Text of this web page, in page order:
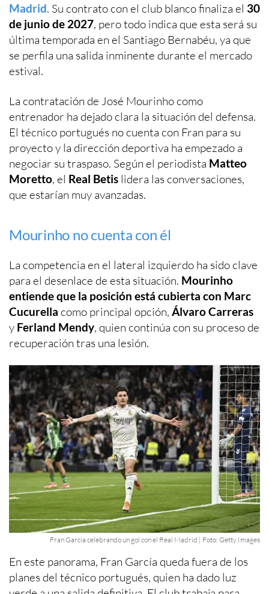
Madrid. Su contrato con el club blanco finaliza el 30
de junio de 2027, pero todo indica que esta será su
última temporada en el Santiago Bernabéu, ya que
se perfila una salida inminente durante el mercado
estival.
La contratación de José Mourinho como
entrenador ha dejado clara la situación del defensa.
El técnico portugués no cuenta con Fran para su
proyecto y la dirección deportiva ha empezado a
negociar su traspaso. Según el periodista Matteo
Moretto, el Real Betis lidera las conversaciones,
que estarían muy avanzadas.
Mourinho no cuenta con él
La competencia en el lateral izquierdo ha sido clave
para el desenlace de esta situación. Mourinho
entiende que la posición está cubierta con Marc
Cucurella como principal opción, Álvaro Carreras
y Ferland Mendy, quien continúa con su proceso de
recuperación tras una lesión.
Fran García celebrando un gol con el Real Madrid | Foto: Getty Images
En este panorama, Fran García queda fuera de los
planes del técnico portugués, quien ha dado luz